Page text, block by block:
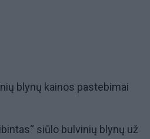
blynų kainos pastebimai
siūlo bulvinių blynų už